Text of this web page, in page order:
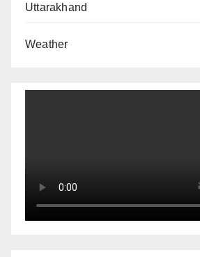
Uttarakhand
Weather